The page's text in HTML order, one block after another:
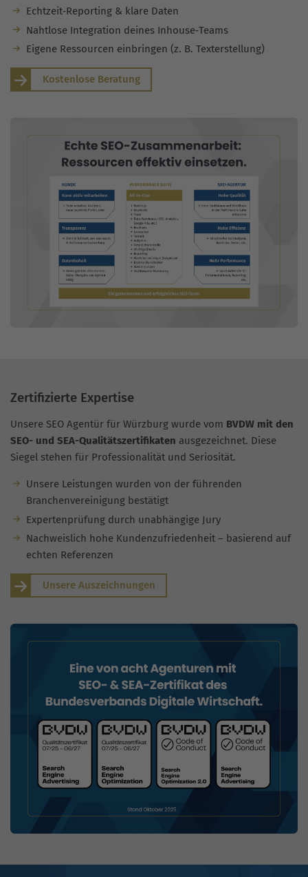
Echtzeit‑Reporting & klare Daten
Nahtlose Integration deines Inhouse‑Teams
Eigene Ressourcen einbringen (z. B. Texterstellung)
Kostenlose Beratung
Zertifizierte Expertise
Unsere SEO Agentür für Würzburg wurde vom BVDW mit den
SEO- und SEA-Qualitätszertifikaten ausgezeichnet. Diese
Siegel stehen für Professionalität und Seriosität.
Unsere Leistungen wurden von der führenden
Branchenvereinigung bestätigt
Expertenprüfung durch unabhängige Jury
Nachweislich hohe Kundenzufriedenheit – basierend auf
echten Referenzen
Unsere Auszeichnungen